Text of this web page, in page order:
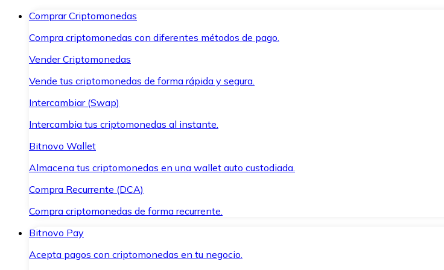
Comprar Criptomonedas
Compra criptomonedas con diferentes métodos de pago.
Vender Criptomonedas
Vende tus criptomonedas de forma rápida y segura.
Intercambiar (Swap)
Intercambia tus criptomonedas al instante.
Bitnovo Wallet
Almacena tus criptomonedas en una wallet auto custodiada.
Compra Recurrente (DCA)
Compra criptomonedas de forma recurrente.
Bitnovo Pay
Acepta pagos con criptomonedas en tu negocio.